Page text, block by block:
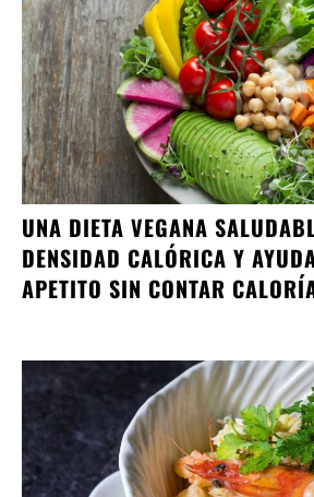
UNA DIETA VEGANA
DENSIDAD CALÓRICA Y
APETITO SIN CONTAR